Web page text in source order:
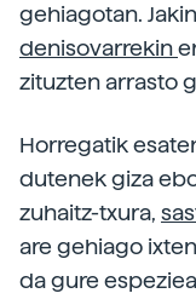
gehiagotan.
denisovarrekin
zituzten arrasto
Horregatik
dutenek giza
zuhaitz-txura,
are gehiago
da gure